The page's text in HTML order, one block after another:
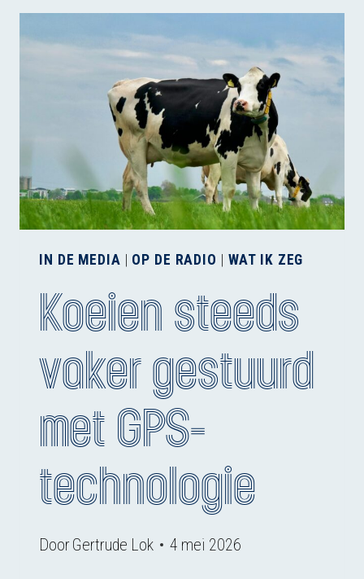
DE
AAIBAARHEIDSFACTOR
IN DE MEDIA OP DE RADIO WAT IK ZEG
Koeien steeds
vaker gestuurd
met GPS-
technologie
DoorGertrude Lok 4 mei 2026